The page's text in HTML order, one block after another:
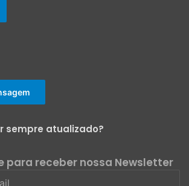
sempre atualizado?
para receber nossa Newsletter